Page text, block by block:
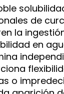
de
la
en
o